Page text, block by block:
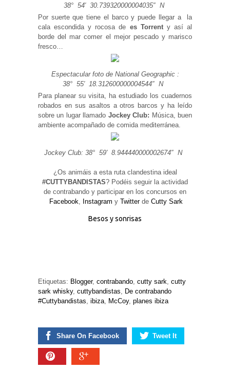
38° 54′ 30.739320000004035″ N
Por suerte que tiene el barco y puede llegar a la
cala escondida y rocosa de es Torrenty así al
borde del mar comer el mejor pescado y marisco
fresco…
Espectacular foto de National Geographic :
38° 55′ 18.312600000004544″ N
Para planear su visita, ha estudiado los cuadernos
robados en sus asaltos a otros barcos y ha leído
sobre un lugar llamado Jockey Club: Música, buen
ambiente acompañado de comida mediterránea.
Jockey Club: 38° 59′ 8.944440000002674″ N
¿Os animáis a esta ruta clandestina ideal
#CUTTYBANDISTAS? Podéis seguir la actividad
de contrabando y participar en los concursos en
Facebook
Instagram y Twitterde Cutty Sark
Besos y sonrisas
Etiquetas: Blogger, contrabando cutty sark cutty
sark whisky, cuttybandistas
De contrabando
#Cuttybandistas ibiza McCoy, planes ibiza
Share On Facebook Tweet It